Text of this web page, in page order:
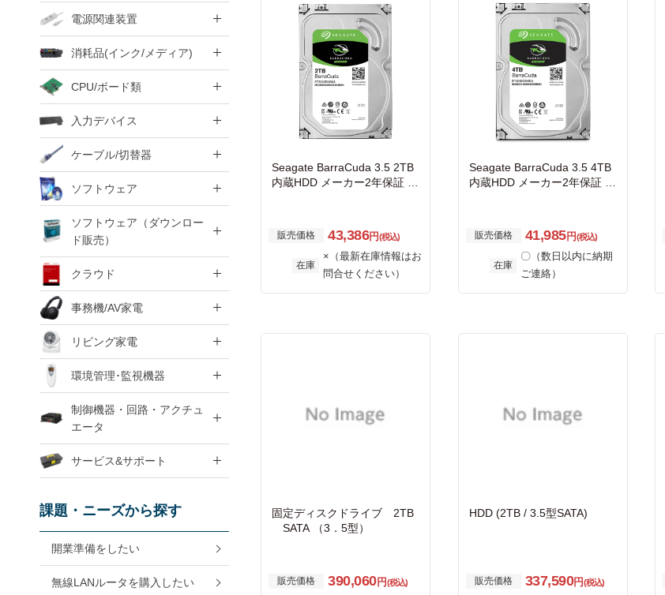
Seagate BarraCuda 3.5 2TB
内蔵HDD メーカー2年保証 S
販売価格 43,386円(税込)
在庫
×（最新在庫情報はお
問合せください）
Seagate BarraCuda 3.5 4TB
内蔵HDD メーカー2年保証 S
販売価格 41,985円(税込)
在庫
〇（数日以内に納期
ご連絡）
固定ディスクドライブ 2TB
SATA （3．5型）
販売価格 390,060円(税込)
HDD (2TB / 3.5型SATA)
販売価格 337,590円(税込)
電源関連装置
消耗品(インク/メディア)
CPU/ボード類
入力デバイス
ケーブル/切替器
ソフトウェア
ソフトウェア（ダウンロー
ド販売）
クラウド
事務機/AV家電
リビング家電
環境管理･監視機器
制御機器・回路・アクチュ
エータ
サービス&サポート
課題・ニーズから探す
開業準備をしたい
無線LANルータを購入したい